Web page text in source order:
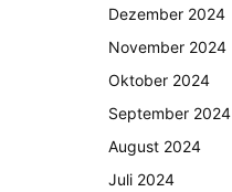
Dezember 2024
November 2024
Oktober 2024
September 2024
August 2024
Juli 2024